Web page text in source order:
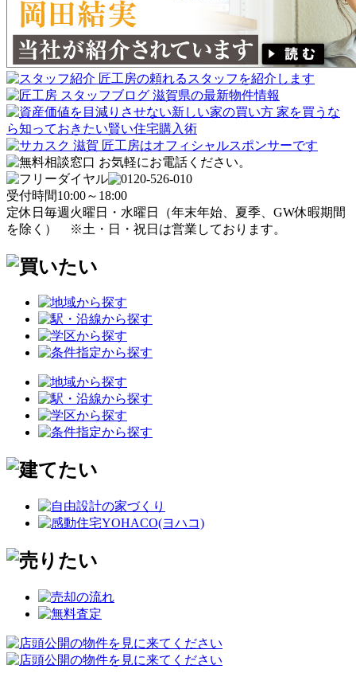
受付時間10:00～18:00
定休日 毎週火曜日・水曜日
（年末年始、夏季、GW休暇期間
を除く）
※土・日・祝日は営業しております。